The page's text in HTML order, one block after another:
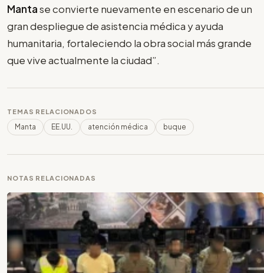
Mantase convierte nuevamente en escenario de un
gran despliegue de asistencia médica y ayuda
humanitaria, fortaleciendo la obra social más grande
que vive actualmente la ciudad”.
TEMAS RELACIONADOS
Manta EE.UU. atención médica buque
NOTAS RELACIONADAS